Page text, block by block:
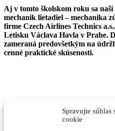
Spravujte súhlas
cookie
Aj v tomto školskom roku sa
mechanik lietadiel – mechanika
firme Czech Airlines Technics
Letisku Václava Havla v Prahe.
zameraná predovšetkým na
cenné praktické skúsenosti.